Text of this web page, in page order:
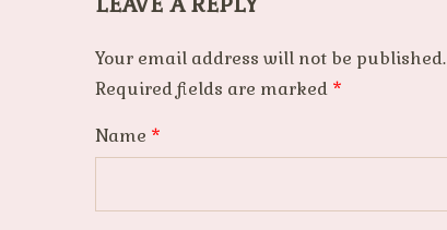
Your email address will not be published.
Required fields are marked *
Name *